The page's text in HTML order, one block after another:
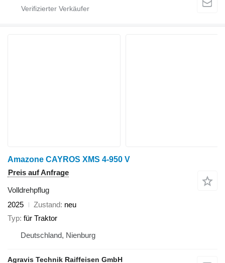
Amazone CAYROS XMS 4-950 V
Preis auf Anfrage
Volldrehpflug
2025
Zustand neu
Typ für Traktor
Deutschland, Nienburg
Agravis Technik Raiffeisen GmbH